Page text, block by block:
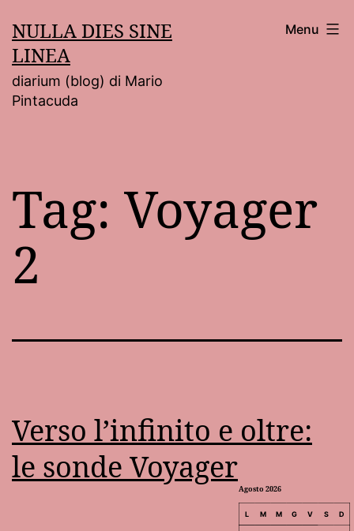
al
contenuto
NULLA DIES SINE
LINEA
diarium (blog) di Mario
Pintacuda
Menu
Tag: Voyager
2
Verso l’infinito e oltre:
le sonde Voyager
Agosto 2026
L M M G V S D